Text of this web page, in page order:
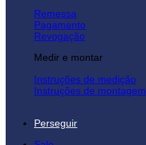
Remessa
Pagamento
Revogação
Medir e montar
Instruções de medição
Instruções de montagem
Perseguir